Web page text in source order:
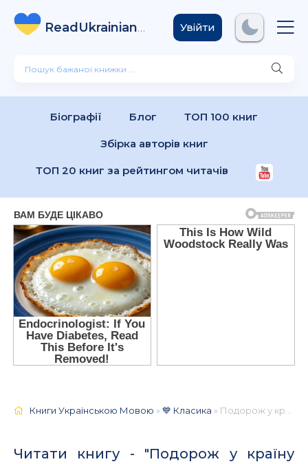
ReadUkrainian
Books .com
Увійти
Біографії Блог ТОП 100 книг
Збірка авторів книг
ТОП 20 книг за рейтингом читачів
Книги Українською Мовою »💙 Класика » Подорож у країну Навпаки, Симоненко Василь 📚 - Українською
Читати книгу - "Подорож у країну